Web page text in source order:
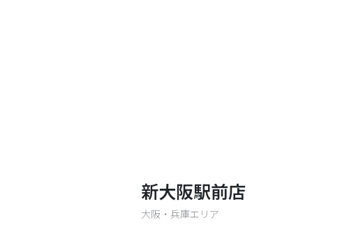
新大阪駅前店
大阪・兵庫エリア